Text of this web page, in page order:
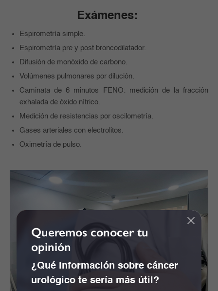
Exámenes:
Espirometría simple.
Espirometría pre y post broncodilatador.
Difusión de monóxido de carbono.
Volúmenes pulmonares por dilución.
Caminata de 6 minutos FENO: medición de la fracción
exhalada de óxido nítrico.
Medición de resistencias por oscilometría.
Gases arteriales con electrolitos.
Oximetría de pulso.
Queremos conocer tu
opinión
¿Qué información sobre cáncer
urológico te sería más útil?